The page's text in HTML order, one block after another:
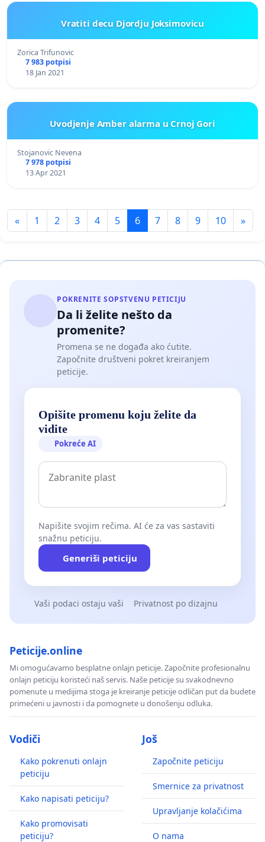
Vratiti decu Djordju Joksimovicu
Zorica Trifunovic
7 983 potpisi
18 Jan 2021
Uvodjenje Amber alarma u Crnoj Gori
Stojanovic Nevena
7 978 potpisi
13 Apr 2021
« 1 2 3 4 5 6 7 8 9 10 »
POKRENITE SOPSTVENU PETICIJU
Da li želite nešto da
promenite?
Promena se ne događa ako ćutite.
Započnite društveni pokret kreiranjem
peticije.
Opišite promenu koju želite da
vidite
Pokreće AI
Napišite svojim rečima. AI će za vas sastaviti
snažnu peticiju.
Generiši peticiju
Vaši podaci ostaju vaši Privatnost po dizajnu
Peticije.online
Mi omogućavamo besplatne onlajn peticije. Započnite profesionalnu
onlajn peticiju koristeći naš servis. Naše peticije su svakodnevno
pomenute u medijima stoga je kreiranje peticije odličan put da budete
primećeni u javnosti i da pomognete u donošenju odluka.
Vodiči
Kako pokrenuti onlajn
peticiju
Kako napisati peticiju?
Kako promovisati
peticiju?
Još
Započnite peticiju
Smernice za privatnost
Upravljanje kolačićima
O nama